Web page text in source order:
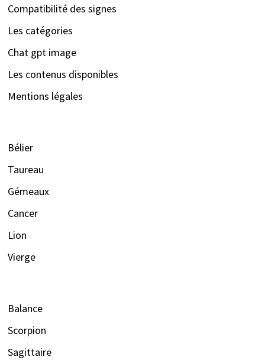
Compatibilité des signes
Les catégories
Chat gpt image
Les contenus disponibles
Mentions légales
Bélier
Taureau
Gémeaux
Cancer
Lion
Vierge
Balance
Scorpion
Sagittaire